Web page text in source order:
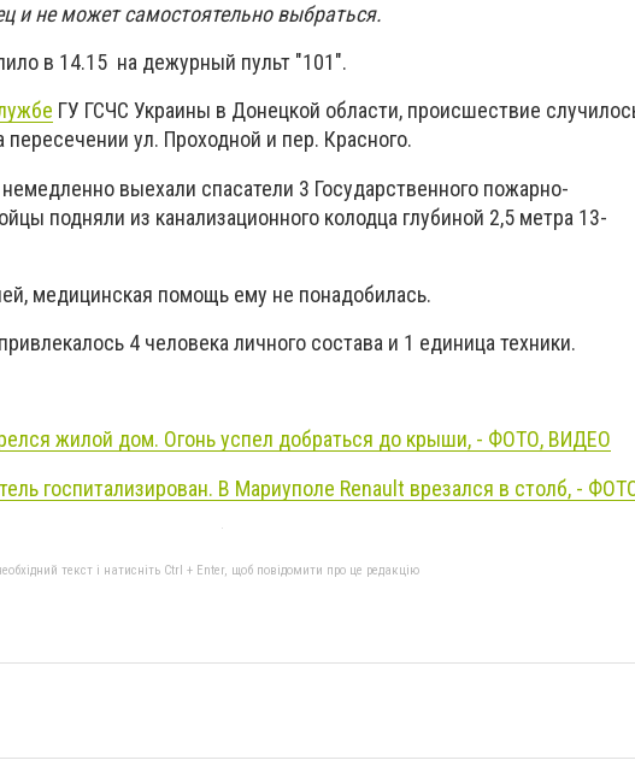
и не может самостоятельно выбраться.
в 14.15 на дежурный пульт "101".
ГУ ГСЧС Украины в Донецкой области, происшествие
ул. Проходной и пер. Красного.
выехали спасатели 3 Государственного пожарно-
подняли из канализационного колодца глубиной 2,5 метра 13-
медицинская помощь ему не понадобилась.
4 человека личного состава и 1 единица техники.
жилой дом. Огонь успел добраться до крыши, - ФОТО, ВИДЕО
госпитализирован. В Мариуполе Renault врезался в столб, -
текст і натисніть Ctrl + Enter, щоб повідомити про це редакцію